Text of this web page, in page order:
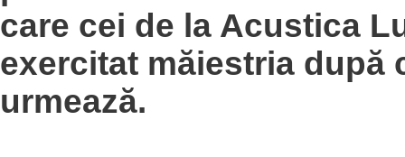
care cei de la Acustica
exercitat măiestria după
urmează.